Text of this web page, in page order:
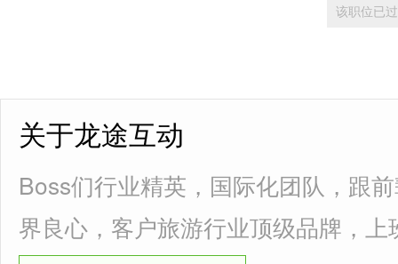
该职位已
关于龙途互动
Boss们行业精英，国际化团队，跟
界良心，客户旅游行业顶级品牌，上